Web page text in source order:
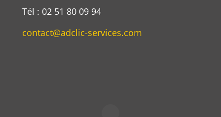
Tél : 02 51 80 09 94
contact@adclic-services.com